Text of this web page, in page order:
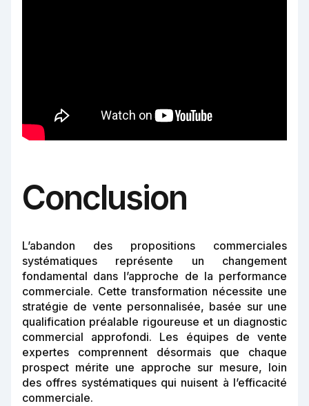
Conclusion
L’abandon des propositions commerciales
systématiques représente un changement
fondamental dans l’approche de la performance
commerciale. Cette transformation nécessite une
stratégie de vente personnalisée, basée sur une
qualification préalable rigoureuse et un diagnostic
commercial approfondi. Les équipes de vente
expertes comprennent désormais que chaque
prospect mérite une approche sur mesure, loin
des offres systématiques qui nuisent à l’efficacité
commerciale.